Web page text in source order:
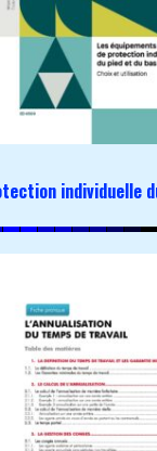
individuelle